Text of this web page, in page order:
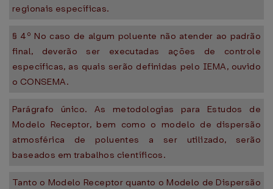
regionais específicas.
§ 4º No caso de algum poluente não atender ao padrão
final, deverão ser executadas ações de controle
específicas, as quais serão definidas pelo IEMA, ouvido
o CONSEMA.
Parágrafo único. As metodologias para Estudos de
Modelo Receptor, bem como o modelo de dispersão
atmosférica de poluentes a ser utilizado, serão
baseados em trabalhos científicos.
Tanto o Modelo Receptor quanto o Modelo de Dispersão